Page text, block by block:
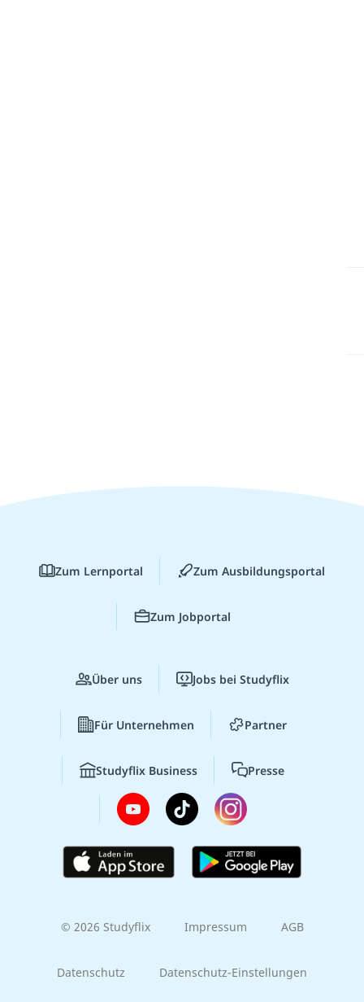
Zum Lernportal Zum Ausbildungsportal
Zum Jobportal
Über uns Jobs bei Studyflix
Für Unternehmen Partner
Studyflix Business Presse
© 2026 Studyflix Impressum AGB
Datenschutz Datenschutz-Einstellungen